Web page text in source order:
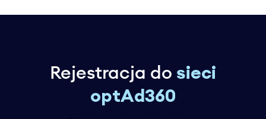
Rejestracja do sieci
optAd360